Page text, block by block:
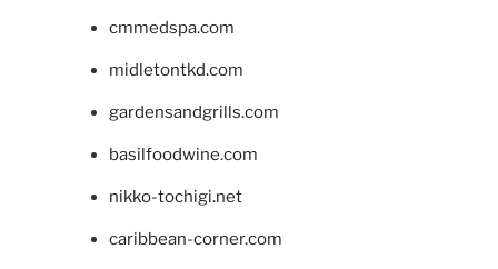
cmmedspa.com
midletontkd.com
gardensandgrills.com
basilfoodwine.com
nikko-tochigi.net
caribbean-corner.com